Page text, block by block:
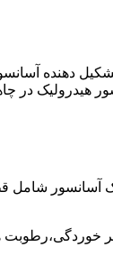
دهنده
هیدرولیک
شامل